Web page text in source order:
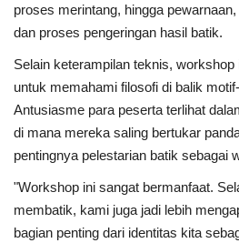
proses merintang, hingga
dan proses pengeringan hasil batik.
Selain keterampilan teknis,
untuk memahami filosofi di balik
Antusiasme para peserta terlihat
di mana mereka saling bertukar
pentingnya pelestarian batik sebagai
"Workshop ini sangat bermanfaat.
membatik, kami juga jadi lebih
bagian penting dari identitas kita